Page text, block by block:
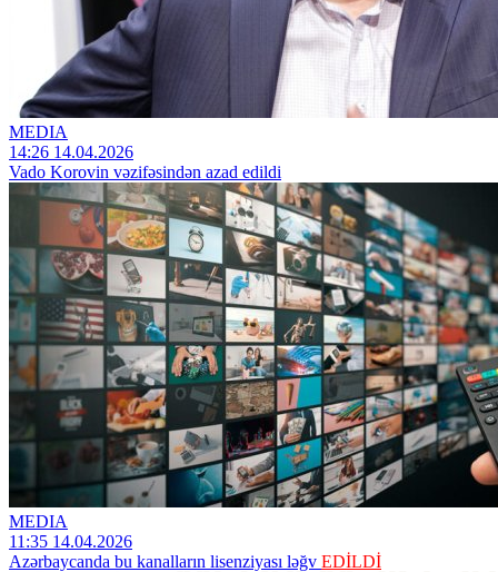
MEDIA
14:26 14.04.2026
Vado Korovin vəzifəsindən azad edildi
MEDIA
11:35 14.04.2026
Azərbaycanda bu kanalların lisenziyası ləğv EDİLDİ